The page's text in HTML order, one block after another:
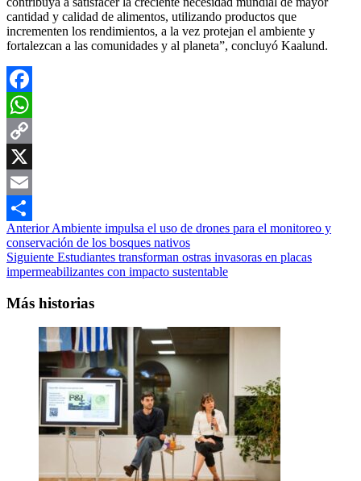
cantidad y calidad de alimentos, utilizando productos que
incrementen los rendimientos, a la vez protejan el ambiente y
fortalezcan a las comunidades y al planeta”, concluyó Kaalund.
Facebook
WhatsApp
Copy
Link
X
Email
Compartir
Navegación
de
entradas
AnteriorAmbiente impulsa el uso de drones para el monitoreo y
conservación de los bosques nativos
Siguiente Estudiantes transforman ostras invasoras en placas
impermeabilizantes con impacto sustentable
Más historias